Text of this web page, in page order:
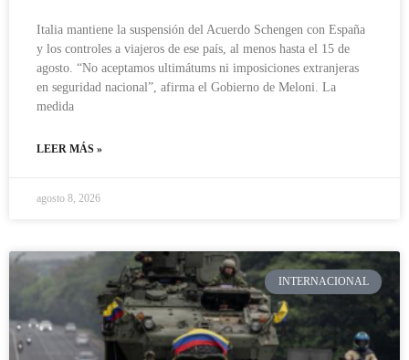
Italia mantiene la suspensión del Acuerdo Schengen con España
y los controles a viajeros de ese país, al menos hasta el 15 de
agosto. “No aceptamos ultimátums ni imposiciones extranjeras
en seguridad nacional”, afirma el Gobierno de Meloni. La
medida
LEER MÁS »
agosto 8, 2026
INTERNACIONAL